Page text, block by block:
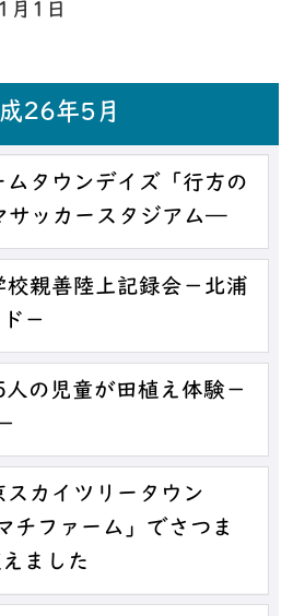
月1日
26年5月
タウンデイズ「行方の
サッカースタジアム―
親善陸上記録会－北浦
－
の児童が田植え体験－
カイツリータウン
チファーム」でさつま
ました